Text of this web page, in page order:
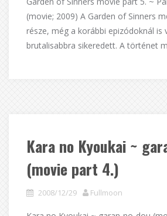
(movie; 2009) A Garden of Sinners
része, még a korábbi epizódoknál is
brutalisabbra sikeredett. A történet
Kara no Kyoukai ~
(movie part 4.)
2008/12/29 Fullmoon